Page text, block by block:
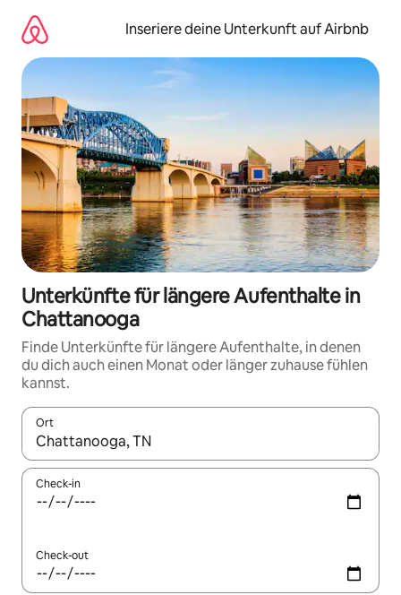
Inhalten
springen
Inseriere deine Unterkunft auf Airbnb
Unterkünfte für längere Aufenthalte in
Chattanooga
Finde Unterkünfte für längere Aufenthalte, in denen
du dich auch einen Monat oder länger zuhause fühlen
kannst.
Ort
Wenn Ergebnisse verfügbar sind, navigiere mit den
Check-in
Check-out